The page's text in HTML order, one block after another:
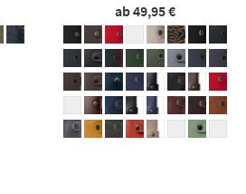
ab 49,95 €